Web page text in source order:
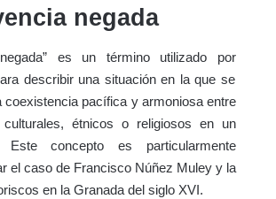
negada
es un término utilizado por
describir una situación en la que se
coexistencia pacífica y armoniosa entre
culturales, étnicos o religiosos en un
Este concepto es particularmente
el caso de Francisco Núñez Muley y la
en la Granada del siglo XVI.